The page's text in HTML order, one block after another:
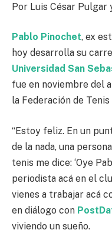
Por Luis César
Pablo Pinochet, ex
hoy desarrolla su
Universidad San
fue en noviembre del
la Federación de Tenis
“Estoy feliz. En un
de la nada, una
tenis me dice: ‘Oye
periodista acá en el
vienes a trabajar acá
en diálogo con
viviendo un sueño.